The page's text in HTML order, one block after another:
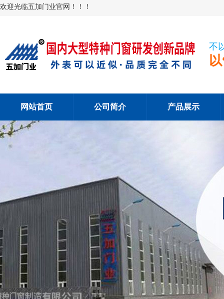
欢迎光临五加门业官网！！！
不
网站首页 公司简介 产品展示